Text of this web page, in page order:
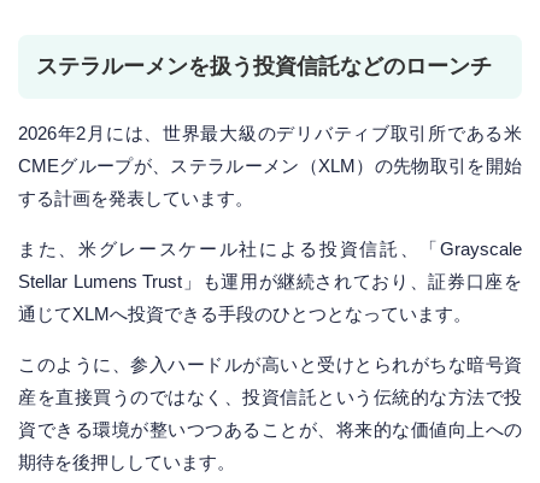
ステラルーメンを扱う投資信託などのローンチ
2026年2月には、世界最大級のデリバティブ取引所である米
CMEグループが、ステラルーメン（XLM）の先物取引を開始
する計画を発表しています。
また、米グレースケール社による投資信託、「Grayscale
Stellar Lumens Trust」も運用が継続されており、証券口座を
通じてXLMへ投資できる手段のひとつとなっています。
このように、参入ハードルが高いと受けとられがちな暗号資
産を直接買うのではなく、投資信託という伝統的な方法で投
資できる環境が整いつつあることが、将来的な価値向上への
期待を後押ししています。